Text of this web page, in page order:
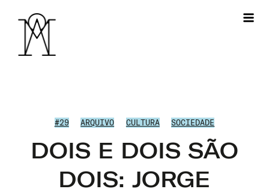
#29 ARQUIVO CULTURA SOCIEDADE
DOIS E DOIS SÃO
DOIS: JORGE